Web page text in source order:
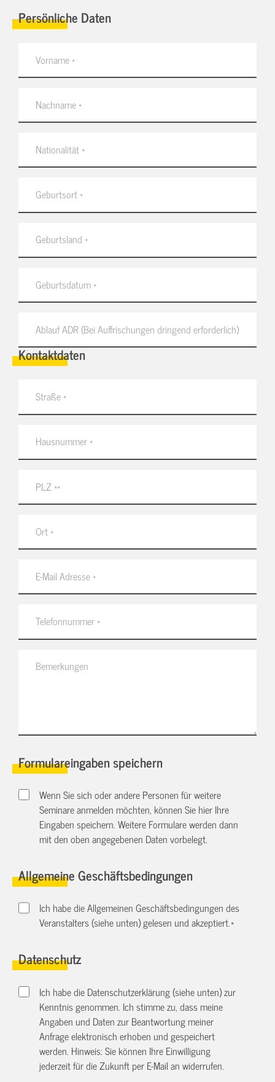
Persönliche Daten
Kontaktdaten
Formulareingaben speichern
Wenn Sie sich oder andere Personen für weitere
Seminare anmelden möchten, können Sie hier Ihre
Eingaben speichern. Weitere Formulare werden dann
mit den oben angegebenen Daten vorbelegt.
Allgemeine Geschäftsbedingungen
Ich habe die Allgemeinen Geschäftsbedingungen des
Veranstalters (siehe unten) gelesen und akzeptiert.*
Datenschutz
Ich habe die Datenschutzerklärung (siehe unten) zur
Kenntnis genommen. Ich stimme zu, dass meine
Angaben und Daten zur Beantwortung meiner
Anfrage elektronisch erhoben und gespeichert
werden. Hinweis: Sie können Ihre Einwilligung
jederzeit für die Zukunft per E-Mail anwiderrufen.